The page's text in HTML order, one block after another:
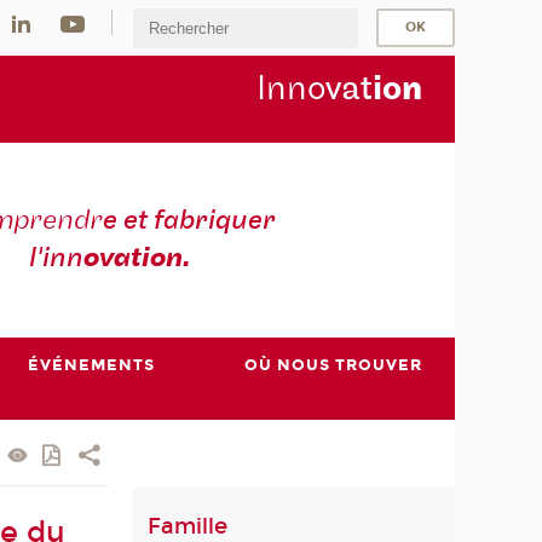
Innovation
e et fabriquer
l'innovation.
ÉVÉNEMENTS OÙ NOUS TROUVER
du
Famille